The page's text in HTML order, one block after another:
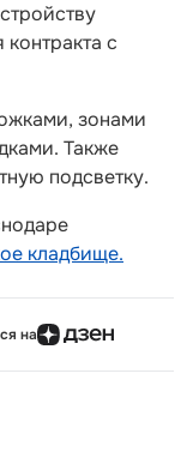
с
зонами
Также
подсветку.
кладбище.
на